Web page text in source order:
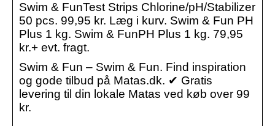
Swim & FunTest Strips Chlorine/pH/Stabilizer
50 pcs. 99,95 kr. Læg i kurv. Swim & Fun PH
Plus 1 kg. Swim & FunPH Plus 1 kg. 79,95
kr.+ evt. fragt.
Swim & Fun – Swim & Fun. Find inspiration
og gode tilbud på Matas.dk. ✔ Gratis
levering til din lokale Matas ved køb over 99
kr.